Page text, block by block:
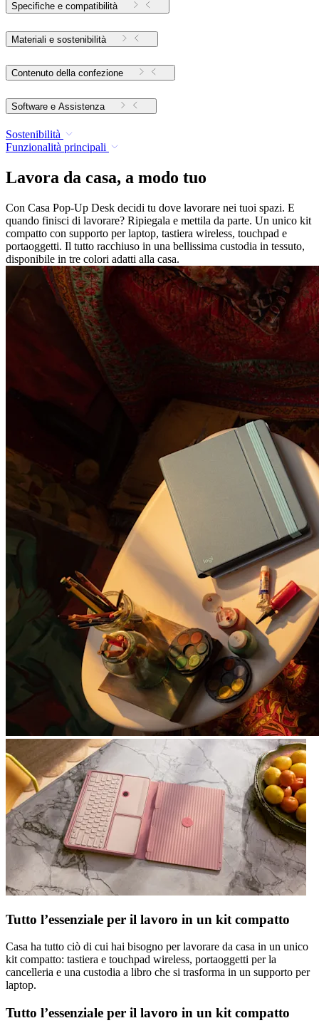
Specifiche e compatibilità
Materiali e sostenibilità
Contenuto della confezione
Software e Assistenza
Sostenibilità
Funzionalità principali
Lavora da casa, a modo tuo
Con Casa Pop-Up Desk decidi tu dove lavorare nei tuoi spazi. E
quando finisci di lavorare? Ripiegala e mettila da parte. Un unico kit
compatto con supporto per laptop, tastiera wireless, touchpad e
portaoggetti. Il tutto racchiuso in una bellissima custodia in tessuto,
disponibile in tre colori adatti alla casa.
Tutto l’essenziale per il lavoro in un kit compatto
Casa ha tutto ciò di cui hai bisogno per lavorare da casa in un unico
kit compatto: tastiera e touchpad wireless, portaoggetti per la
cancelleria e una custodia a libro che si trasforma in un supporto per
laptop.
Tutto l’essenziale per il lavoro in un kit compatto